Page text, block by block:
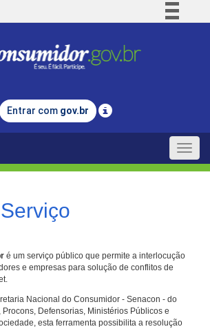
Comunica BR
Legislação
Entrar com gov.br
Toggle
é um serviço público que permite a interlocução
e empresas para solução de conflitos de
Nacional do Consumidor - Senacon - do
Procons, Defensorias, Ministérios Públicos e
esta ferramenta possibilita a resolução